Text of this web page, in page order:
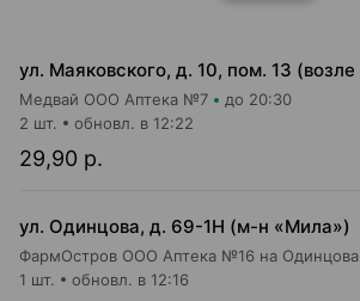
Медвай ООО Аптека №7 до 20:30
29,90 р.
2 шт. обновл. в 12:22
ул. Одинцова, д. 69-1Н (м-н «Мила»)
ФармОстров ООО Аптека №16 на Одинцова
1 шт. обновл. в 12:16